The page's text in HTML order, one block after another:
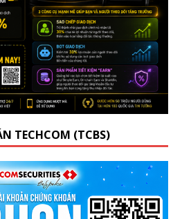
TECHCOM (TCBS)